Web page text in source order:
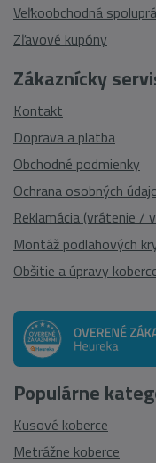
Zákaznícky
Kontakt
Doprava a platba
Obchodné podmienky
Ochrana osobných
Reklamácia (vrátenie /
Montáž podlahových
Obšitie a úpravy
Veľkoobchodná
Zľavové kupóny
Populárne
Kusové koberce
Metrážne koberce